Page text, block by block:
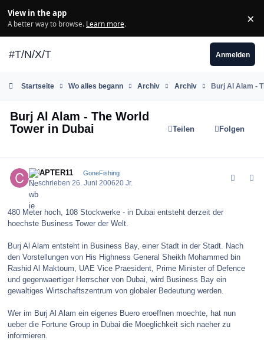
View in the app
A better way to browse. Learn more. ×
#T/N/X/T Anmelden
Startseite Wo alles begann Archiv Archiv Burj Al Alam -
Burj Al Alam - The World
Tower in Dubai
Teilen Folgen
CHAPTER11 GoneFishing
Geschrieben26. Juni 200620 Jr.
480 Meter hoch, 108 Stockwerke - in Dubai entsteht derzeit der
hoechste Business Tower der Welt.
Burj Al Alam entsteht in Business Bay, einer Stadt in der Stadt. Nach
den Vorstellungen von His Highness General Sheikh Mohammed bin
Rashid Al Maktoum, UAE Vice Praesident, Prime Minister of Defence
und gegenwaertiger Herrscher von Dubai, wird Business Bay ein
gewaltiges Wirtschaftszentrum von globaler Bedeutung werden.
Wer im Burj Al Alam ein eigenes Buero eroeffnen moechte, hat nun
ueber die Fortune Group in Dubai die Moeglichkeit sich naeher zu
informieren.